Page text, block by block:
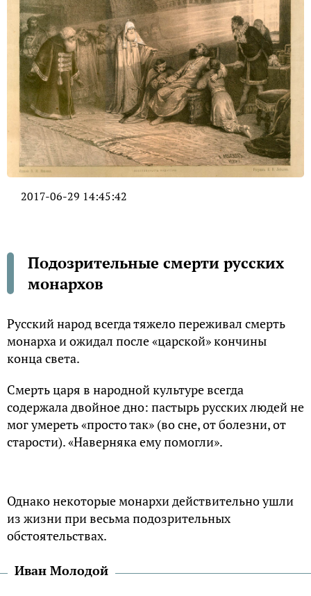
2017-06-29 14:45:42
Подозрительные смерти русских
монархов
Русский народ всегда тяжело переживал смерть
монарха и ожидал после «царской» кончины
конца света.
Смерть царя в народной культуре всегда
содержала двойное дно: пастырь русских людей не
мог умереть «просто так» (во сне, от болезни, от
старости). «Наверняка ему помогли».
Однако некоторые монархи действительно ушли
из жизни при весьма подозрительных
обстоятельствах.
Иван Молодой